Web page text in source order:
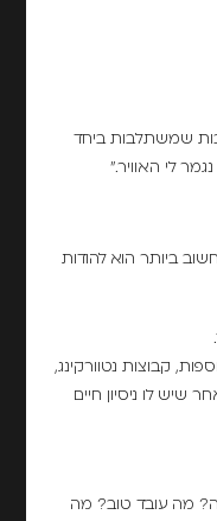
שמשתלבות ביחד
לי האוויר."
ביותר הוא להודות
קבוצות נטוורקינג,
שיש לו ניסיון חיים
מה עובד טוב? מה